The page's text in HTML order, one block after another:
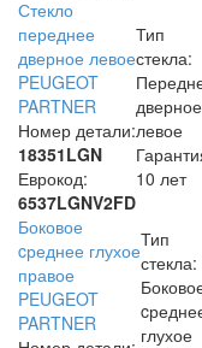
Стекло
переднее
дверное левое
PEUGEOT
PARTNER
Номер детали:
18351LGN
Еврокод:
6537LGNV2FD
Тип
стекла:
дверное
левое
10 лет
Боковое
cреднее глухое
правое
PEUGEOT
PARTNER
Тип
стекла:
глухое